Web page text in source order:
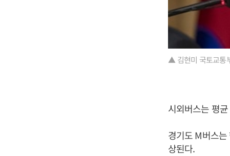
▲ 김현미 국토교통
시외버스는 평
경기도 M버스
상된다.